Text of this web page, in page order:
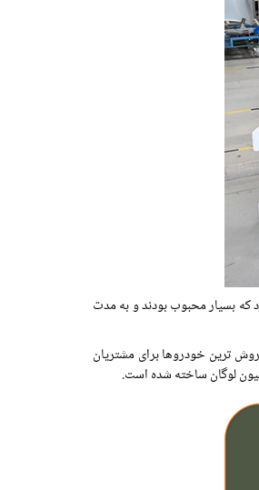
شرکت، داچیا 1300 و خانواده ای از مشتقات آن را معرفی کرد که بسیار محبوب بودند و به مدت
کنون پرفروش ترین خودروها برای مشتریان